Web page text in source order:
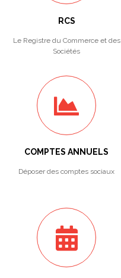
RCS
Le Registre du Commerce et des
Sociétés
COMPTES ANNUELS
Déposer des comptes sociaux